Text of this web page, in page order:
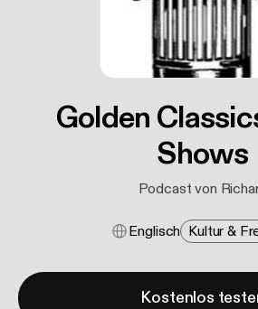
Golden
Shows
Podcast von
Englisch Kultur &
Kostenlos